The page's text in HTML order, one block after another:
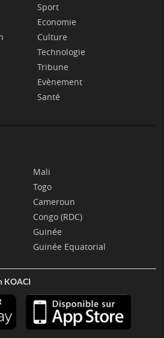
Sport
Economie
Culture
Technologie
Tribune
Evènement
Santé
Mali
Togo
Cameroun
Congo (RDC)
Guinée
Guinée Equatorial
KOACI